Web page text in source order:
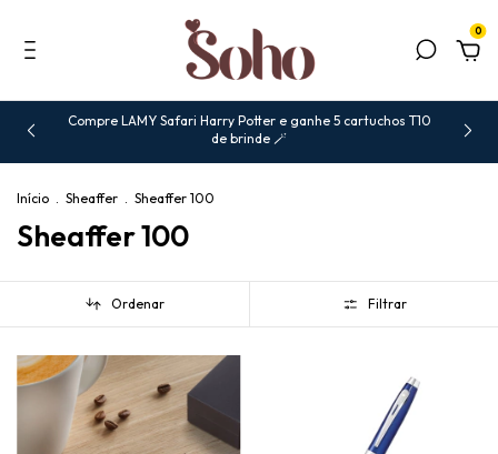
0
Compre LAMY Safari Harry Potter e ganhe 5 cartuchos T10
de brinde 🪄
Início . Sheaffer . Sheaffer 100
Sheaffer 100
Ordenar Filtrar